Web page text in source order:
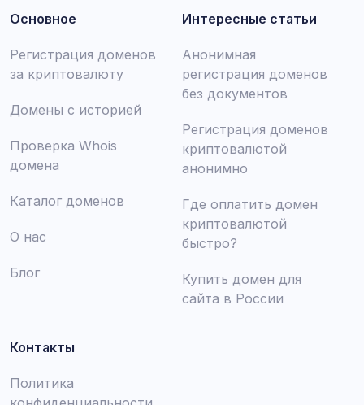
Основное
Регистрация доменов
за криптовалюту
Домены с историей
Проверка Whois
домена
Каталог доменов
О нас
Блог
Интересные статьи
Анонимная
регистрация доменов
без документов
Регистрация доменов
криптовалютой
анонимно
Где оплатить домен
криптовалютой
быстро?
Купить домен для
сайта в России
Контакты
Политика